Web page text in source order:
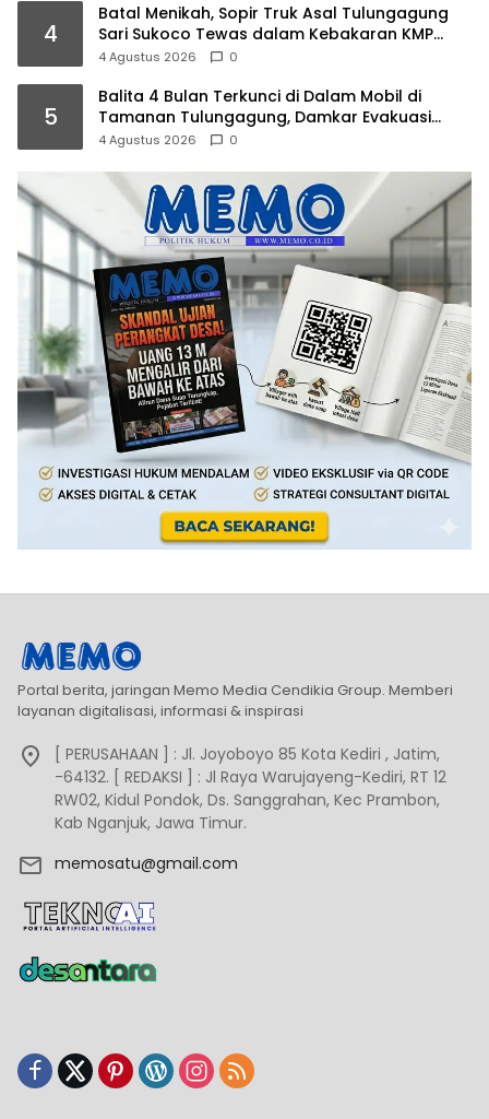
4
Batal Menikah, Sopir Truk Asal Tulungagung
Sari Sukoco Tewas dalam Kebakaran KMP
Mutiara 2
4 Agustus 2026 0
5
Balita 4 Bulan Terkunci di Dalam Mobil di
Tamanan Tulungagung, Damkar Evakuasi
dalam 10 Menit
4 Agustus 2026 0
Portal berita, jaringan Memo Media Cendikia Group. Memberi
layanan digitalisasi, informasi & inspirasi
[ PERUSAHAAN ] : Jl. Joyoboyo 85 Kota Kediri , Jatim,
-64132. [ REDAKSI ] : Jl Raya Warujayeng-Kediri, RT 12
RW02, Kidul Pondok, Ds. Sanggrahan, Kec Prambon,
Kab Nganjuk, Jawa Timur.
memosatu@gmail.com